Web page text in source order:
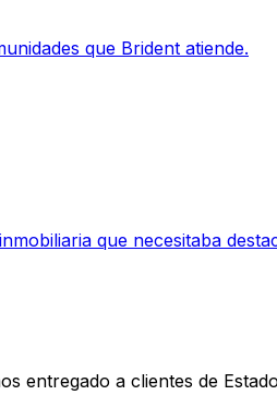
que Brident atiende.
que necesitaba
entregado a clientes de